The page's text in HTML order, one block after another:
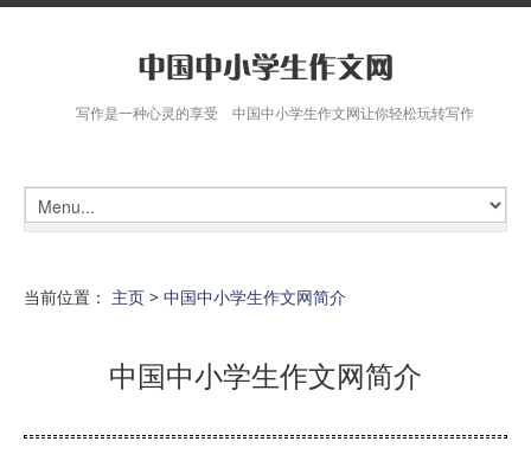
写作是一种心灵的享受 中国中小学生作文网让你轻松玩转写作
当前位置： 主页 > 中国中小学生作文网简介
中国中小学生作文网简介